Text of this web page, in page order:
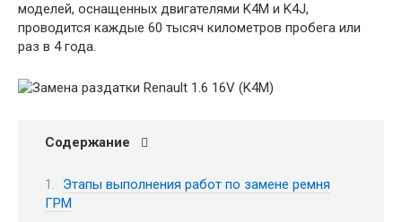
моделей, оснащенных двигателями K4M и K4J,
проводится каждые 60 тысяч километров пробега или
раз в 4 года.
Содержание
Этапы выполнения работ по замене ремня
ГРМ